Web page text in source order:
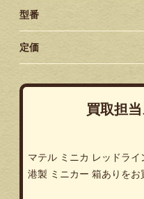
型番
定価
買取担
マテル ミニカ レッドライ
港製 ミニカー 箱ありをお